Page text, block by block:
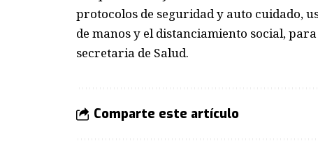
protocolos de seguridad y auto cuidado,
de manos y el distanciamiento social,
secretaria de Salud.
Comparte este artículo